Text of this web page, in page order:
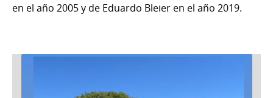
en el año 2005 y de Eduardo Bleier en el año 2019.